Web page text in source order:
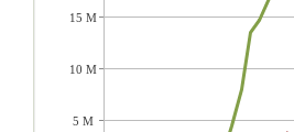
15 M
10 M
5 M